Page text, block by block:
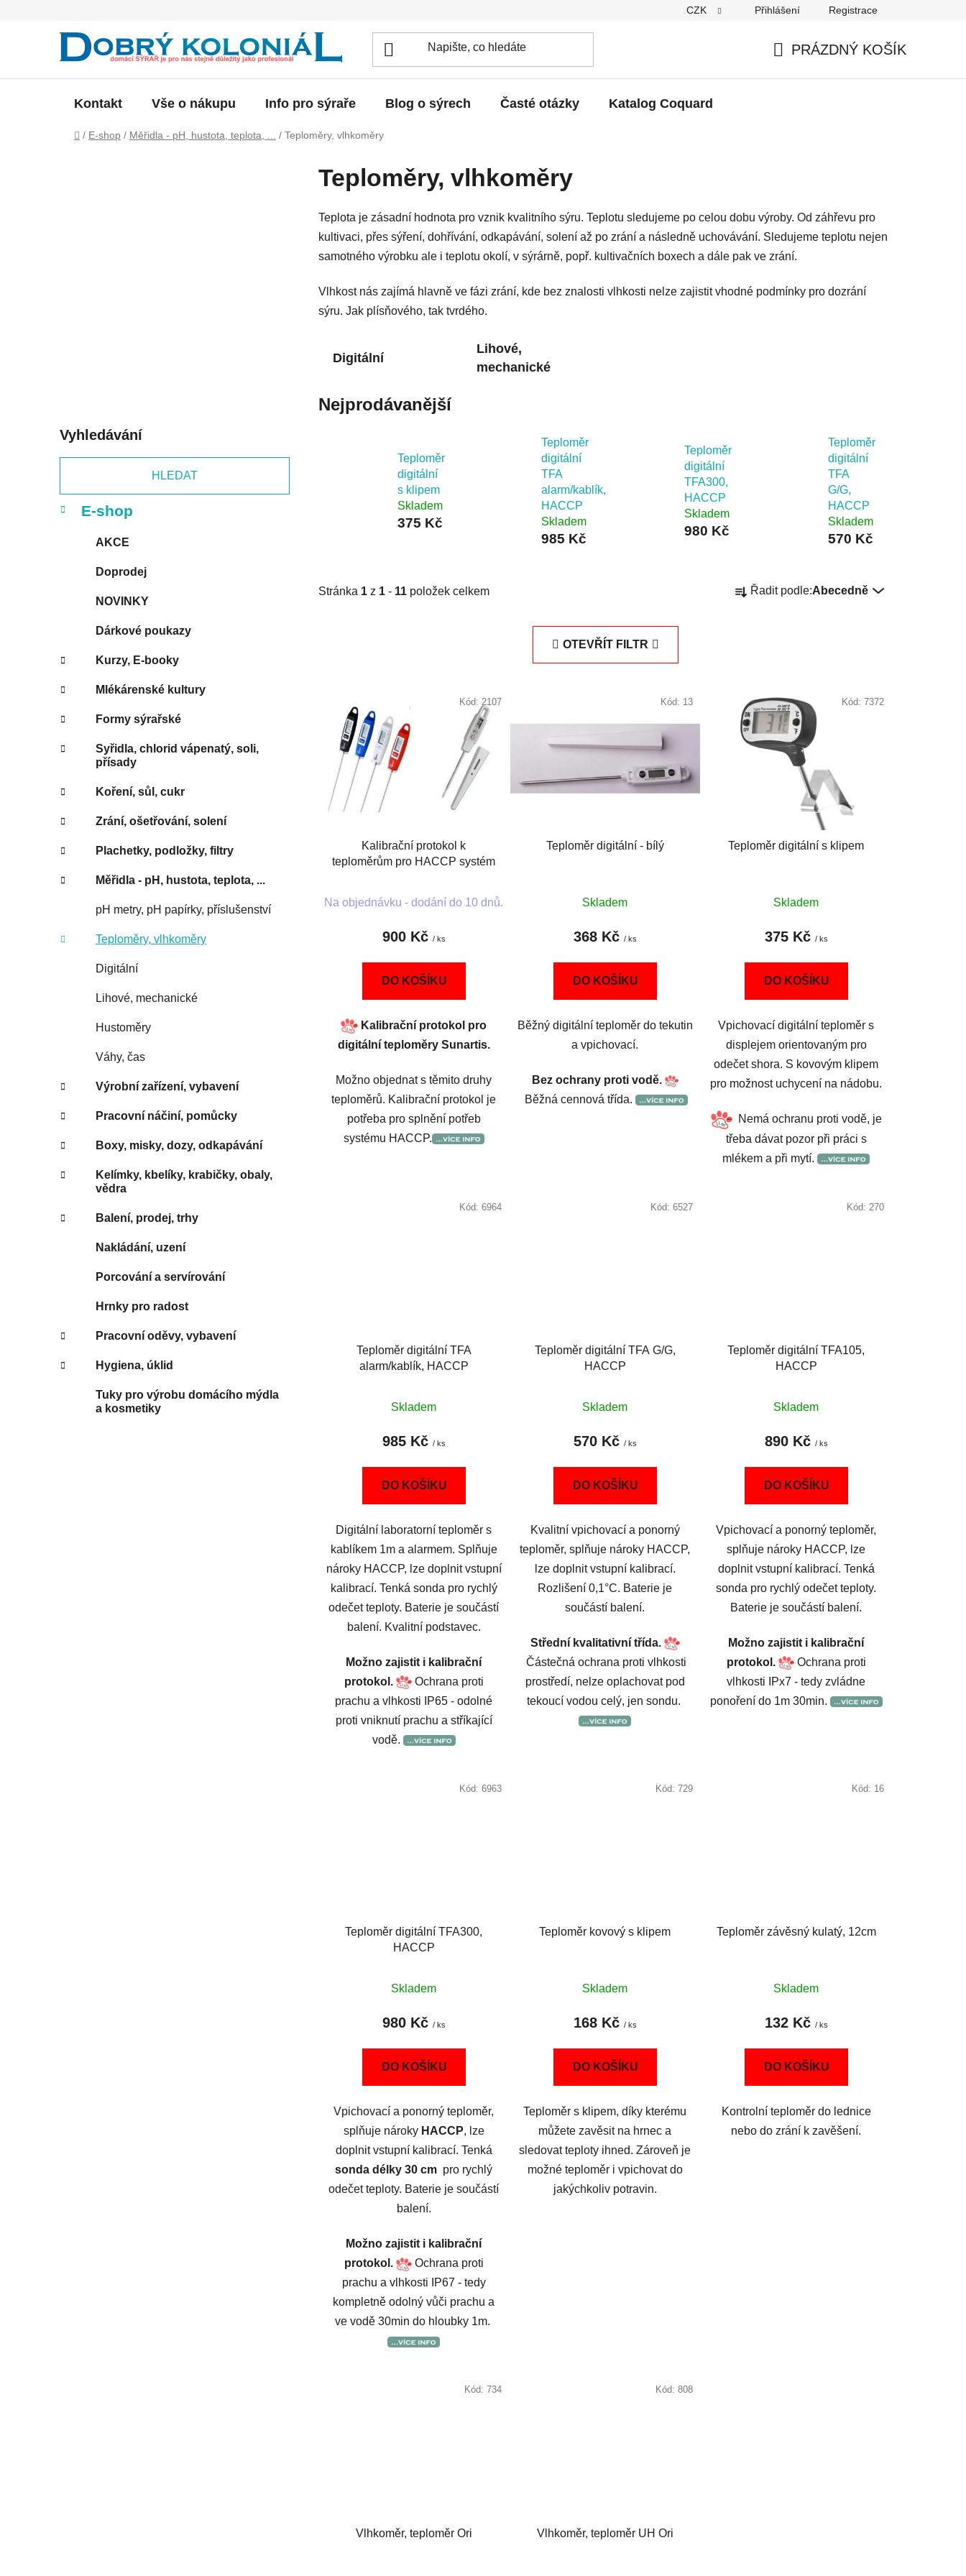
CZK Přihlášení Registrace
PRÁZDNÝ KOŠÍK
Kontakt Vše o nákupu Info pro sýraře Blog o sýrech Časté otázky Katalog Coquard
Domů
/ E-shop / Měřidla - pH, hustota, teplota, ... / Teploměry, vlhkoměry
Vyhledávání
HLEDAT
kategorie
K
a
E-shop
AKCE
Doprodej
NOVINKY
Dárkové poukazy
Kurzy, E-booky
Mlékárenské kultury
Formy sýrařské
Syřidla, chlorid vápenatý, soli,
přísady
Koření, sůl, cukr
Zrání, ošetřování, solení
Plachetky, podložky, filtry
Měřidla - pH, hustota, teplota, ...
pH metry, pH papírky, příslušenství
Teploměry, vlhkoměry
Digitální
Lihové, mechanické
Hustoměry
Váhy, čas
Výrobní zařízení, vybavení
Pracovní náčiní, pomůcky
Boxy, misky, dozy, odkapávání
Kelímky, kbelíky, krabičky, obaly,
vědra
Balení, prodej, trhy
Nakládání, uzení
Porcování a servírování
Hrnky pro radost
Pracovní oděvy, vybavení
Hygiena, úklid
Tuky pro výrobu domácího mýdla
a kosmetiky
Teploměry, vlhkoměry
Teplota je zásadní hodnota pro vznik kvalitního sýru. Teplotu sledujeme po celou dobu výroby. Od záhřevu pro
kultivaci, přes sýření, dohřívání, odkapávání, solení až po zrání a následně uchovávání. Sledujeme teplotu nejen
samotného výrobku ale i teplotu okolí, v sýrárně, popř. kultivačních boxech a dále pak ve zrání.
Vlhkost nás zajímá hlavně ve fázi zrání, kde bez znalosti vlhkosti nelze zajistit vhodné podmínky pro dozrání
sýru. Jak plísňového, tak tvrdého.
Digitální
Lihové,
mechanické
Nejprodávanější
Teploměr
digitální
s klipem
Skladem
375 Kč
Teploměr
digitální
TFA
alarm/kablík,
HACCP
Skladem
985 Kč
Teploměr
digitální
TFA300,
HACCP
Skladem
980 Kč
Teploměr
digitální
TFA
G/G,
HACCP
Skladem
570 Kč
Stránka 1 z 1 - 11 položek celkem
a
o
Řadit podle:Abecedně
OTEVŘÍT FILTR
ů
Kalibrační protokol k
teploměrům pro HACCP systém
Na objednávku - dodání do 10 dnů.
900 Kč / ks
DO KOŠÍKU
Kalibrační protokol pro
digitální teploměry Sunartis.
Možno objednat s těmito druhy
teploměrů. Kalibrační protokol je
potřeba pro splnění potřeb
systému HACCP.
Kód: 2107
Teploměr digitální - bílý
Skladem
368 Kč / ks
DO KOŠÍKU
Běžný digitální teploměr do tekutin
a vpichovací.
Bez ochrany proti vodě.
Běžná cennová třída.
Kód: 13
Teploměr digitální s klipem
Skladem
375 Kč / ks
DO KOŠÍKU
Vpichovací digitální teploměr s
displejem orientovaným pro
odečet shora. S kovovým klipem
pro možnost uchycení na nádobu.
Nemá ochranu proti vodě, je
třeba dávat pozor při práci s
mlékem a při mytí.
Kód: 7372
Teploměr digitální TFA
alarm/kablík, HACCP
Skladem
985 Kč / ks
DO KOŠÍKU
Digitální laboratorní teploměr s
kablíkem 1m a alarmem. Splňuje
nároky HACCP, lze doplnit vstupní
kalibrací. Tenká sonda pro rychlý
odečet teploty. Baterie je součástí
balení. Kvalitní podstavec.
Možno zajistit i kalibrační
protokol.
Ochrana proti
prachu a vlhkosti IP65 - odolné
proti vniknutí prachu a stříkající
vodě.
Kód: 6964
Teploměr digitální TFA G/G,
HACCP
Skladem
570 Kč / ks
DO KOŠÍKU
Kvalitní vpichovací a ponorný
teploměr, splňuje nároky HACCP,
lze doplnit vstupní kalibrací.
Rozlišení 0,1°C. Baterie je
součástí balení.
Střední kvalitativní třída.
Částečná ochrana proti vlhkosti
prostředí, nelze oplachovat pod
tekoucí vodou celý, jen sondu.
Kód: 6527
Teploměr digitální TFA105,
HACCP
Skladem
890 Kč / ks
DO KOŠÍKU
Vpichovací a ponorný teploměr,
splňuje nároky HACCP, lze
doplnit vstupní kalibrací. Tenká
sonda pro rychlý odečet teploty.
Baterie je součástí balení.
Možno zajistit i kalibrační
protokol.
Ochrana proti
vlhkosti IPx7 - tedy zvládne
ponoření do 1m 30min.
Kód: 270
Teploměr digitální TFA300,
HACCP
Skladem
980 Kč / ks
DO KOŠÍKU
Vpichovací a ponorný teploměr,
splňuje nároky HACCP, lze
doplnit vstupní kalibrací. Tenká
sonda délky 30 cm pro rychlý
odečet teploty. Baterie je součástí
balení.
Možno zajistit i kalibrační
protokol.
Ochrana proti
prachu a vlhkosti IP67 - tedy
kompletně odolný vůči prachu a
ve vodě 30min do hloubky 1m.
Kód: 6963
Teploměr kovový s klipem
Skladem
168 Kč / ks
DO KOŠÍKU
Teploměr s klipem, díky kterému
můžete zavěsit na hrnec a
sledovat teploty ihned. Zároveň je
možné teploměr i vpichovat do
jakýchkoliv potravin.
Kód: 729
Teploměr závěsný kulatý, 12cm
Skladem
132 Kč / ks
DO KOŠÍKU
Kontrolní teploměr do lednice
nebo do zrání k zavěšení.
Kód: 16
Vlhkoměr, teploměr Ori
Kód: 734
Vlhkoměr, teploměr UH Ori
Kód: 808